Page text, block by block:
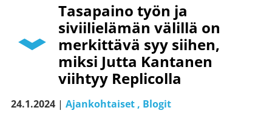
Tasapaino työn ja
siviilielämän välillä on
merkittävä syy siihen,
miksi Jutta Kantanen
viihtyy Replicolla
24.1.2024 | Ajankohtaiset Blogit